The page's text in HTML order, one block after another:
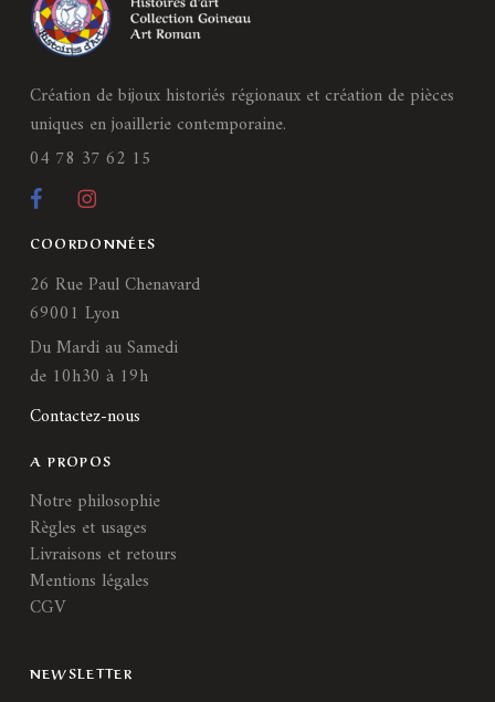
Création de bijoux historiés régionaux et création de pièces
uniques en joaillerie contemporaine.
04 78 37 62 15
COORDONNÉES
26 Rue Paul Chenavard
69001 Lyon
Du Mardi au Samedi
de 10h30 à 19h
Contactez-nous
A PROPOS
Notre philosophie
Règles et usages
Livraisons et retours
Mentions légales
CGV
NEWSLETTER